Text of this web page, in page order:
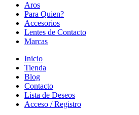
Aros
Para Quien?
Accesorios
Lentes de Contacto
Marcas
Inicio
Tienda
Blog
Contacto
Lista de Deseos
Acceso / Registro